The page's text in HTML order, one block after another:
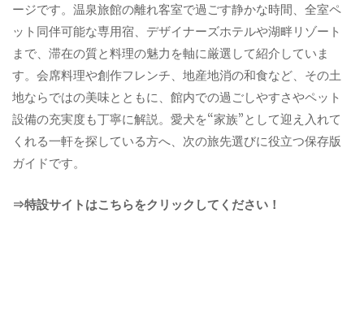
ージです。温泉旅館の離れ客室で過ごす静かな時間、全室ペ
ット同伴可能な専用宿、デザイナーズホテルや湖畔リゾート
まで、滞在の質と料理の魅力を軸に厳選して紹介していま
す。会席料理や創作フレンチ、地産地消の和食など、その土
地ならではの美味とともに、館内での過ごしやすさやペット
設備の充実度も丁寧に解説。愛犬を“家族”として迎え入れて
くれる一軒を探している方へ、次の旅先選びに役立つ保存版
ガイドです。
⇒特設サイトはこちらをクリックしてください！